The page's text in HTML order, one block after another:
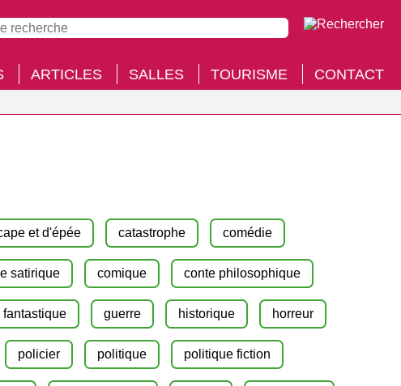
ARTICLES SALLES TOURISME CONTACT
et d'épée catastrophe comédie
satirique comique conte philosophique
fantastique guerre historique horreur
policier politique politique fiction